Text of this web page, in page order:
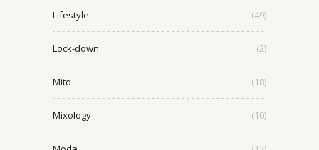
Lifestyle (49)
Lock-down (2)
Mito (18)
Mixology (10)